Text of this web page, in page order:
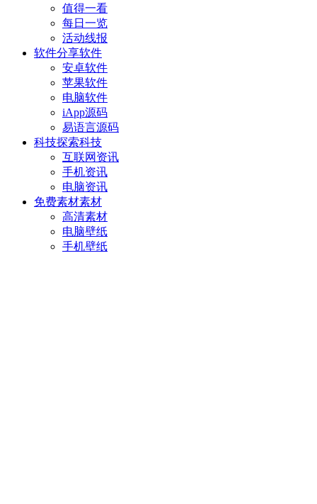
值得一看
每日一览
活动线报
软件分享软件
安卓软件
苹果软件
电脑软件
iApp源码
易语言源码
科技探索科技
互联网资讯
手机资讯
电脑资讯
免费素材素材
高清素材
电脑壁纸
手机壁纸